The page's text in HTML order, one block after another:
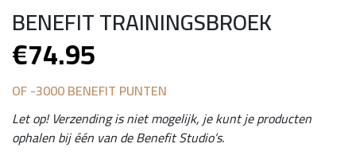
BENEFIT TRAININGSBROEK
€74.95
OF -3000 BENEFIT PUNTEN
Let op! Verzending is niet mogelijk, je kunt je producten
ophalen bij één van de Benefit Studio’s.